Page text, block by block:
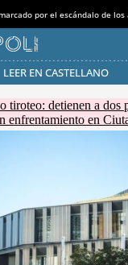
por el escándalo de los
LEER EN CASTELLANO
al MODO AHORRO
tiroteo: detienen a dos
enfrentamiento en